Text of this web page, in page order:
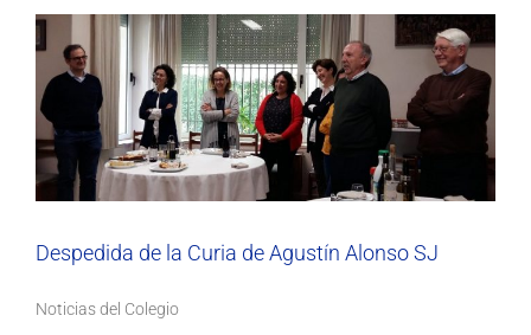
Despedida de la Curia de Agustín Alonso SJ
Actualidad
Asociación Colegio
Despedida de la Curia de Agustín Alonso SJ
Noticias del Colegio